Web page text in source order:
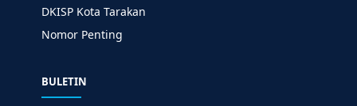
DKISP Kota Tarakan
Nomor Penting
BULETIN